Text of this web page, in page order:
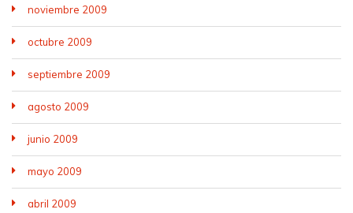
noviembre 2009
octubre 2009
septiembre 2009
agosto 2009
junio 2009
mayo 2009
abril 2009